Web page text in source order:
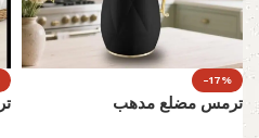
-17%
ترمس مضلع مدهب